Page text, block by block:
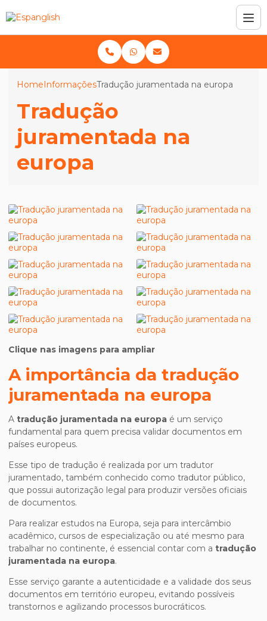
HomeInformaçõesTradução juramentada na europa
Tradução
juramentada na
europa
Clique nas imagens para ampliar
A importância da tradução
juramentada na europa
A tradução juramentada na europa é um serviço
fundamental para quem precisa validar documentos em
países europeus.
Esse tipo de tradução é realizada por um tradutor
juramentado, também conhecido como tradutor público,
que possui autorização legal para produzir versões oficiais
de documentos.
Para realizar estudos na Europa, seja para intercâmbio
acadêmico, cursos de especialização ou até mesmo para
trabalhar no continente, é essencial contar com a tradução
juramentada na europa.
Esse serviço garante a autenticidade e a validade dos seus
documentos em território europeu, evitando possíveis
transtornos e agilizando processos burocráticos.